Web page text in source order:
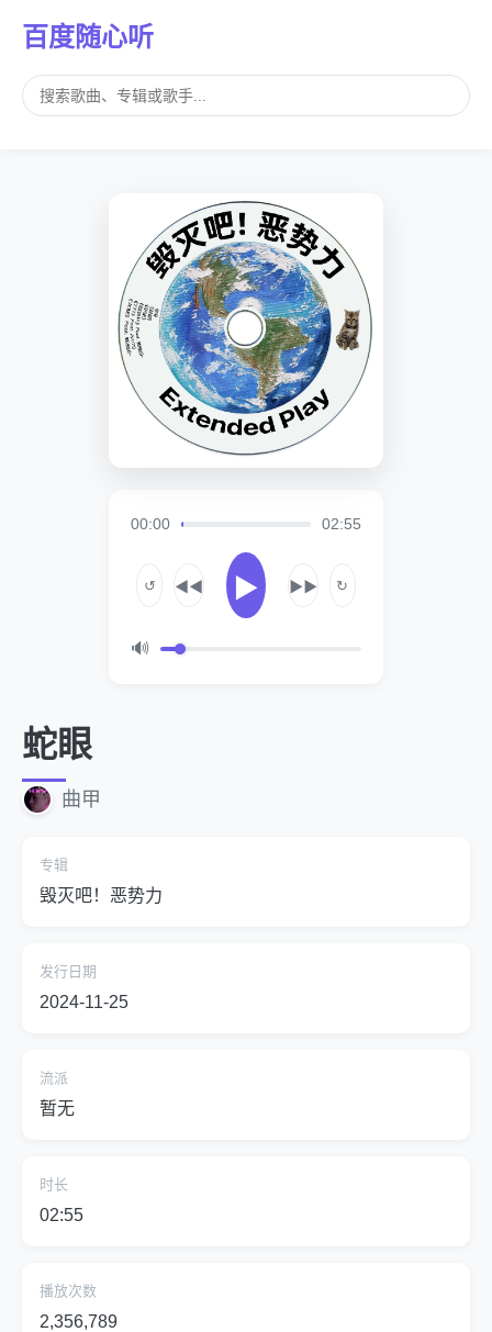
百度随心听
00:00 02:55
↺ ◀◀ ▶ ▶▶ ↻
🔊
蛇眼
曲甲
专辑
毁灭吧！恶势力
发行日期
2024-11-25
流派
暂无
时长
02:55
播放次数
2,356,789